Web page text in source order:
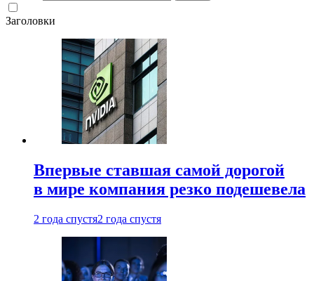
Заголовки
Впервые ставшая самой дорогой
в мире компания резко подешевела
2 года спустя2 года спустя